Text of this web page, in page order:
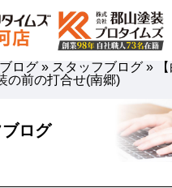
ブログ » スタッフブログ »
の前の打合せ(南郷)
ログ